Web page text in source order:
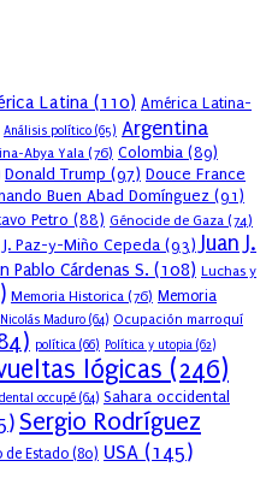
Latina (110) América Latina-
Análisis político (65) Argentina
Abya Yala (76) Colombia (89)
Donald Trump (97) Douce France
Buen Abad Domínguez (91)
Petro (88) Génocide de Gaza (74)
J. Paz-y-Miño Cepeda (93) Juan J.
Pablo Cárdenas S. (108) Luchas y
Memoria Historica (76) Memoria
Nicolás Maduro (64) Ocupación marroquí
política (66) Política y utopia (62)
lógicas (246)
occupé (64) Sahara occidental
Sergio Rodríguez
Estado (80) USA (145)